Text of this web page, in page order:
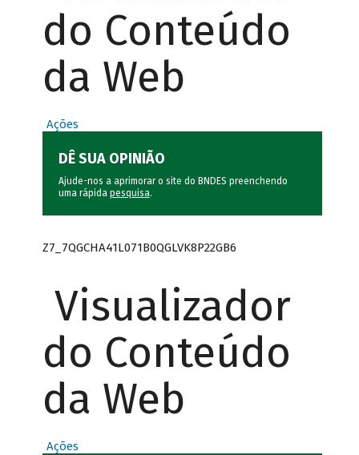
do Conteúdo
da Web
Ações
DÊ SUA OPINIÃO
Ajude-nos a aprimorar o site do BNDES preenchendo
uma rápida pesquisa.
Z7_7QGCHA41L071B0QGLVK8P22GB6
Visualizador
do Conteúdo
da Web
Ações